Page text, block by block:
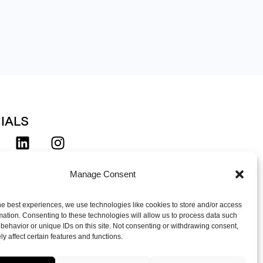
Manage Consent
best experiences, we use technologies like cookies to store and/or access
Consenting to these technologies will allow us to process data such
or unique IDs on this site. Not consenting or withdrawing consent,
affect certain features and functions.
deg på vårt nyhetsbrev!